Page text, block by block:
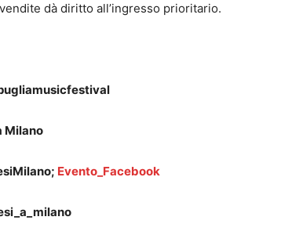
dà diritto all’ingresso prioritario.
Milano
Evento_Facebook